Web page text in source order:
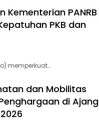
Kementerian PANRB
PKB dan
memperkuat…
dan Mobilitas
di Ajang